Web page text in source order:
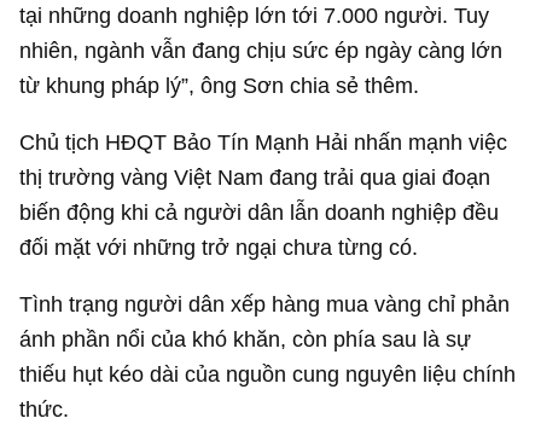
tại những doanh nghiệp lớn tới 7.000 người. Tuy
nhiên, ngành vẫn đang chịu sức ép ngày càng lớn
từ khung pháp lý”, ông Sơn chia sẻ thêm.
Chủ tịch HĐQT Bảo Tín Mạnh Hải nhấn mạnh việc
thị trường vàng Việt Nam đang trải qua giai đoạn
biến động khi cả người dân lẫn doanh nghiệp đều
đối mặt với những trở ngại chưa từng có.
Tình trạng người dân xếp hàng mua vàng chỉ phản
ánh phần nổi của khó khăn, còn phía sau là sự
thiếu hụt kéo dài của nguồn cung nguyên liệu chính
thức.